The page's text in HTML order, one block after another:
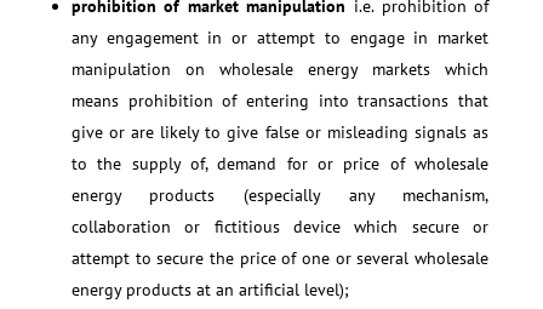
prohibition of market manipulation i.e. prohibition of
any engagement in or attempt to engage in market
manipulation on wholesale energy markets which
means prohibition of entering into transactions that
give or are likely to give false or misleading signals as
to the supply of, demand for or price of wholesale
energy products (especially any mechanism,
collaboration or fictitious device which secure or
attempt to secure the price of one or several wholesale
energy products at an artificial level);